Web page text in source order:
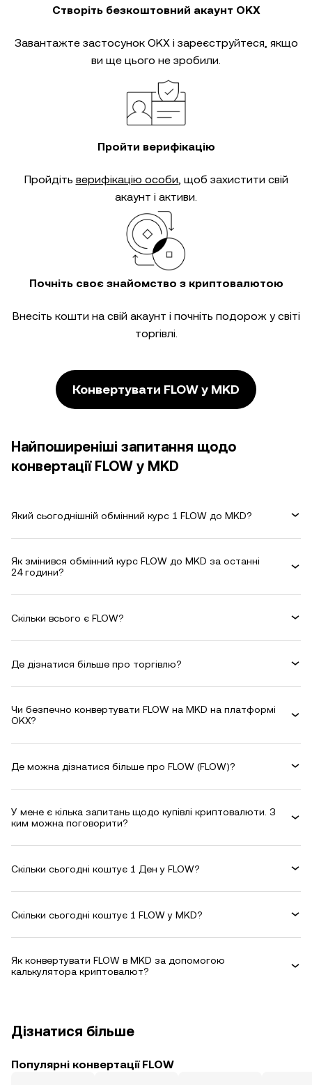
Створіть безкоштовний акаунт OKX
Завантажте застосунок OKX і зареєструйтеся, якщо
ви ще цього не зробили.
Пройти верифікацію
Пройдіть верифікацію особи, щоб захистити свій
акаунт і активи.
Почніть своє знайомство з криптовалютою
Внесіть кошти на свій акаунт і почніть подорож у світі
торгівлі.
Конвертувати FLOW у MKD
Найпоширеніші запитання щодо
конвертації FLOW у MKD
Який сьогоднішній обмінний курс 1 FLOW до MKD?
Як змінився обмінний курс FLOW до MKD за останні
24 години?
Скільки всього є FLOW?
Де дізнатися більше про торгівлю?
Чи безпечно конвертувати FLOW на MKD на платформі
OKX?
Де можна дізнатися більше про FLOW (FLOW)?
У мене є кілька запитань щодо купівлі криптовалюти. З
ким можна поговорити?
Скільки сьогодні коштує 1 Ден у FLOW?
Скільки сьогодні коштує 1 FLOW у MKD?
Як конвертувати FLOW в MKD за допомогою
калькулятора криптовалют?
Дізнатися більше
Популярні конвертації FLOW